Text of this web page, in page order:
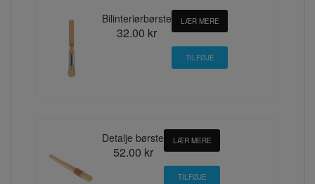
Bilinteriørbørste
32.00 kr
LÆR MERE
Detalje børste
52.00 kr
LÆR MERE